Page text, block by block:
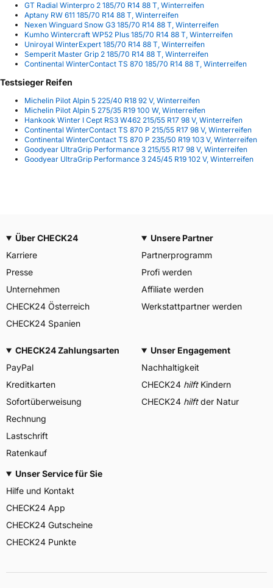
GT Radial Winterpro 2 185/70 R14 88 T, Winterreifen
Aptany RW 611 185/70 R14 88 T, Winterreifen
Nexen Winguard Snow G3 185/70 R14 88 T, Winterreifen
Kumho Wintercraft WP52 Plus 185/70 R14 88 T, Winterreifen
Uniroyal WinterExpert 185/70 R14 88 T, Winterreifen
Semperit Master Grip 2 185/70 R14 88 T, Winterreifen
Continental WinterContact TS 870 185/70 R14 88 T, Winterreifen
Testsieger Reifen
Michelin Pilot Alpin 5 225/40 R18 92 V, Winterreifen
Michelin Pilot Alpin 5 275/35 R19 100 W, Winterreifen
Hankook Winter I Cept RS3 W462 215/55 R17 98 V, Winterreifen
Continental WinterContact TS 870 P 215/55 R17 98 V, Winterreifen
Continental WinterContact TS 870 P 235/50 R19 103 V, Winterreifen
Goodyear UltraGrip Performance 3 215/55 R17 98 V, Winterreifen
Goodyear UltraGrip Performance 3 245/45 R19 102 V, Winterreifen
Über CHECK24
Karriere
Presse
Unternehmen
CHECK24 Österreich
CHECK24 Spanien
Unsere Partner
Partnerprogramm
Profi werden
Affiliate werden
Werkstattpartner werden
CHECK24 Zahlungsarten
PayPal
Kreditkarten
Sofortüberweisung
Rechnung
Lastschrift
Ratenkauf
Unser Engagement
Nachhaltigkeit
CHECK24 hilftKindern
CHECK24 hilftder Natur
Unser Service für Sie
Hilfe und Kontakt
CHECK24 App
CHECK24 Gutscheine
CHECK24 Punkte